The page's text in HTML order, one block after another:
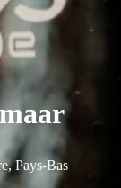
, Pays-Bas